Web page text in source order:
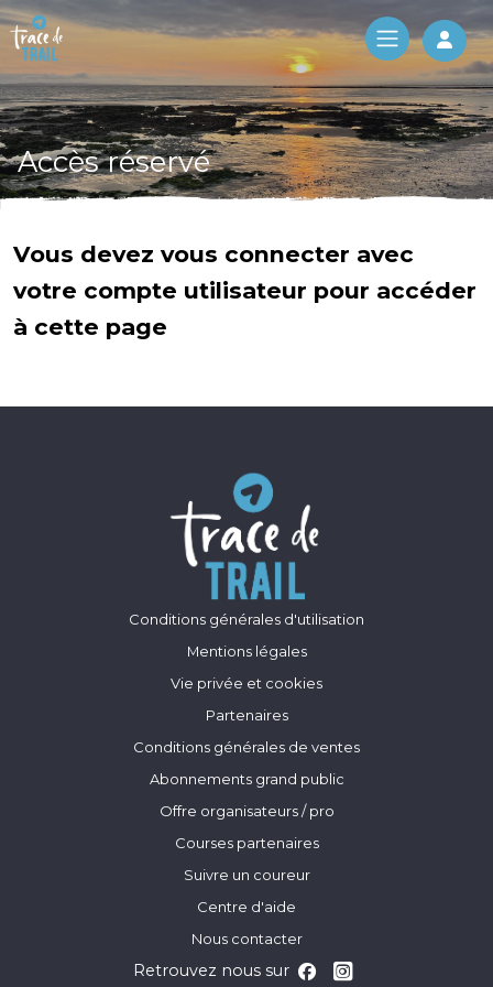
Log
Accès réservé
Vous devez vous connecter avec
votre compte utilisateur pour accéder
à cette page
Conditions générales d'utilisation
Mentions légales
Vie privée et cookies
Partenaires
Conditions générales de ventes
Abonnements grand public
Offre organisateurs / pro
Courses partenaires
Suivre un coureur
Centre d'aide
Nous contacter
Retrouvez nous sur